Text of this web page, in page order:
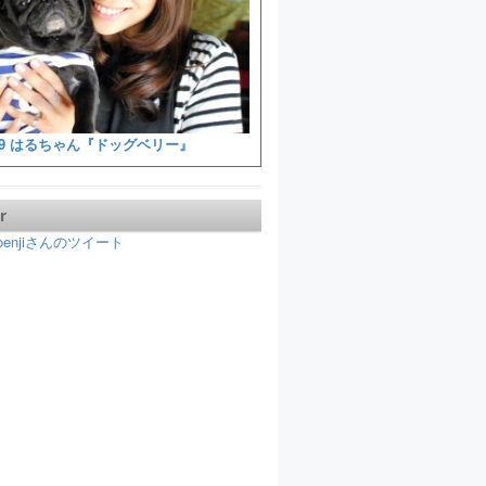
はるちゃん『ドッグベリー』
さんのツイート